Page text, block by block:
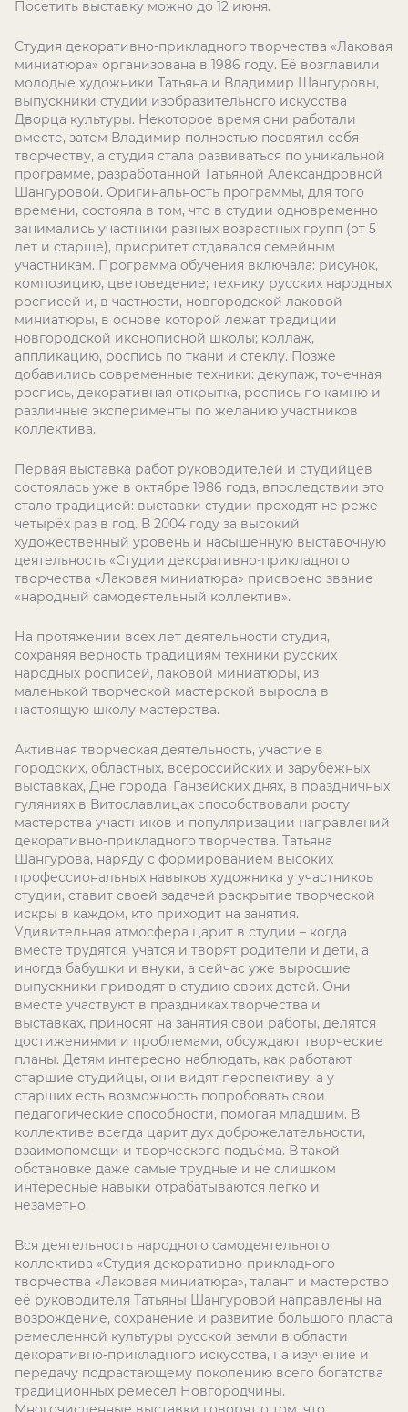
Посетить выставку можно до 12 июня.
Студия декоративно-прикладного творчества «Лаковая
миниатюра» организована в 1986 году. Её возглавили
молодые художники Татьяна и Владимир Шангуровы,
выпускники студии изобразительного искусства
Дворца культуры. Некоторое время они работали
вместе, затем Владимир полностью посвятил себя
творчеству, а студия стала развиваться по уникальной
программе, разработанной Татьяной Александровной
Шангуровой. Оригинальность программы, для того
времени, состояла в том, что в студии одновременно
занимались участники разных возрастных групп (от 5
лет и старше), приоритет отдавался семейным
участникам. Программа обучения включала: рисунок,
композицию, цветоведение; технику русских народных
росписей и, в частности, новгородской лаковой
миниатюры, в основе которой лежат традиции
новгородской иконописной школы; коллаж,
аппликацию, роспись по ткани и стеклу. Позже
добавились современные техники: декупаж, точечная
роспись, декоративная открытка, роспись по камню и
различные эксперименты по желанию участников
коллектива.
Первая выставка работ руководителей и студийцев
состоялась уже в октябре 1986 года, впоследствии это
стало традицией: выставки студии проходят не реже
четырёх раз в год. В 2004 году за высокий
художественный уровень и насыщенную выставочную
деятельность «Студии декоративно-прикладного
творчества «Лаковая миниатюра» присвоено звание
«народный самодеятельный коллектив».
На протяжении всех лет деятельности студия,
сохраняя верность традициям техники русских
народных росписей, лаковой миниатюры, из
маленькой творческой мастерской выросла в
настоящую школу мастерства.
Активная творческая деятельность, участие в
городских, областных, всероссийских и зарубежных
выставках, Дне города, Ганзейских днях, в праздничных
гуляниях в Витославлицах способствовали росту
мастерства участников и популяризации направлений
декоративно-прикладного творчества. Татьяна
Шангурова, наряду с формированием высоких
профессиональных навыков художника у участников
студии, ставит своей задачей раскрытие творческой
искры в каждом, кто приходит на занятия.
Удивительная атмосфера царит в студии – когда
вместе трудятся, учатся и творят родители и дети, а
иногда бабушки и внуки, а сейчас уже выросшие
выпускники приводят в студию своих детей. Они
вместе участвуют в праздниках творчества и
выставках, приносят на занятия свои работы, делятся
достижениями и проблемами, обсуждают творческие
планы. Детям интересно наблюдать, как работают
старшие студийцы, они видят перспективу, а у
старших есть возможность попробовать свои
педагогические способности, помогая младшим. В
коллективе всегда царит дух доброжелательности,
взаимопомощи и творческого подъёма. В такой
обстановке даже самые трудные и не слишком
интересные навыки отрабатываются легко и
незаметно.
Вся деятельность народного самодеятельного
коллектива «Студия декоративно-прикладного
творчества «Лаковая миниатюра», талант и мастерство
её руководителя Татьяны Шангуровой направлены на
возрождение, сохранение и развитие большого пласта
ремесленной культуры русской земли в области
декоративно-прикладного искусства, на изучение и
передачу подрастающему поколению всего богатства
традиционных ремёсел Новгородчины.